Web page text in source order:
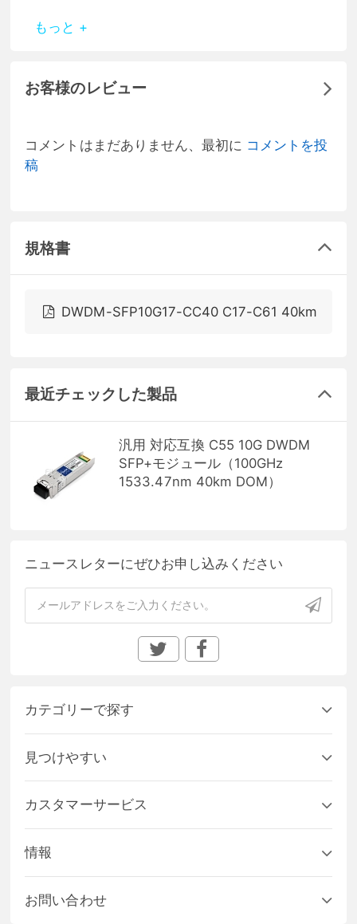
もっと +
お客様のレビュー
コメントはまだありません、最初に コメントを投
稿
規格書
DWDM-SFP10G17-CC40 C17-C61 40km
最近チェックした製品
汎用 対応互換 C55 10G DWDM
SFP+モジュール（100GHz
1533.47nm 40km DOM）
ニュースレターにぜひお申し込みください
カテゴリーで探す
見つけやすい
カスタマーサービス
情報
お問い合わせ